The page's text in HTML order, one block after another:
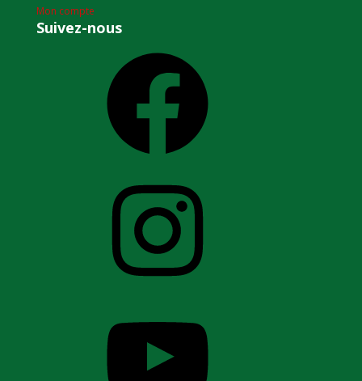
Mon compte
Suivez-nous